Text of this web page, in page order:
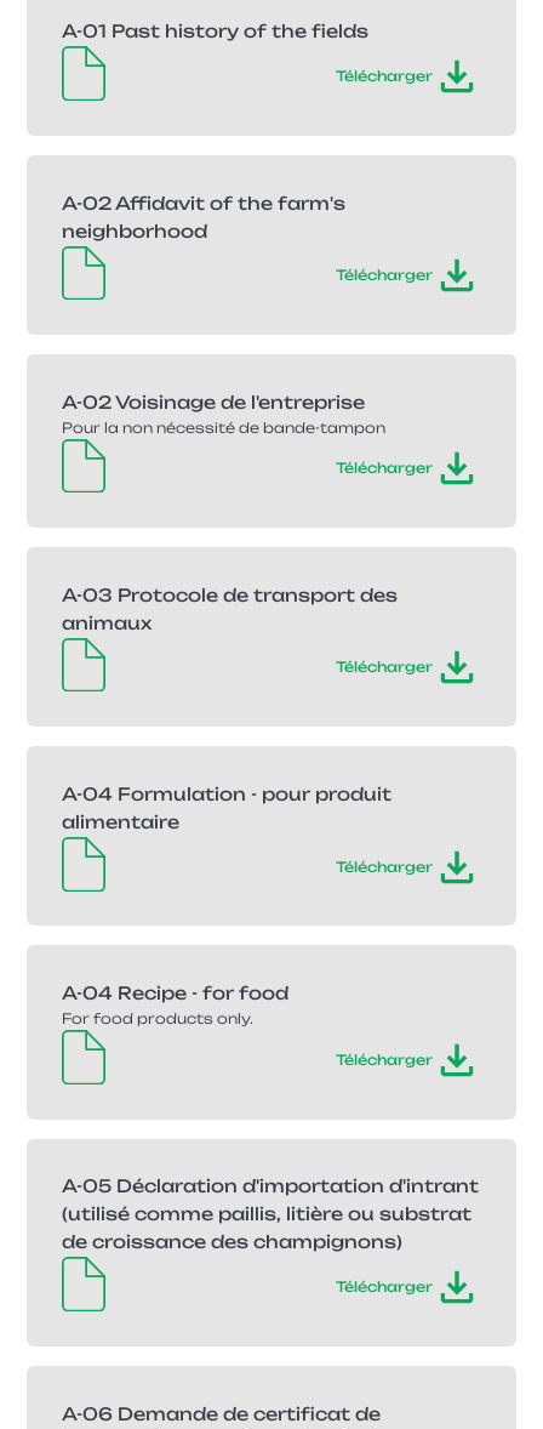
A-01 Past history of the fields
Télécharger
A-02 Affidavit of the farm's
neighborhood
Télécharger
A-02 Voisinage de l'entreprise
Pour la non nécessité de bande-tampon
Télécharger
A-03 Protocole de transport des
animaux
Télécharger
A-04 Formulation - pour produit
alimentaire
Télécharger
A-04 Recipe - for food
For food products only.
Télécharger
A-05 Déclaration d'importation d'intrant
(utilisé comme paillis, litière ou substrat
de croissance des champignons)
Télécharger
A-06 Demande de certificat de